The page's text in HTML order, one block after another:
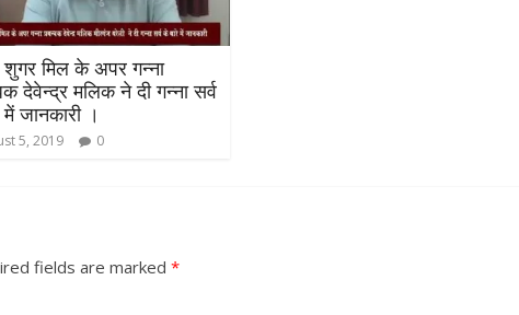
मिल के अपर गन्ना
देवेन्द्र मलिक ने दी गन्ना सर्व
जानकारी ।
5, 2019 0
fields are marked *